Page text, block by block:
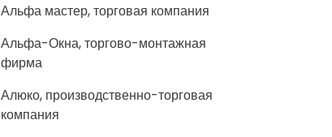
Альфа мастер, торговая компания
Альфа-Окна, торгово-монтажная
фирма
Алюко, производственно-торговая
компания